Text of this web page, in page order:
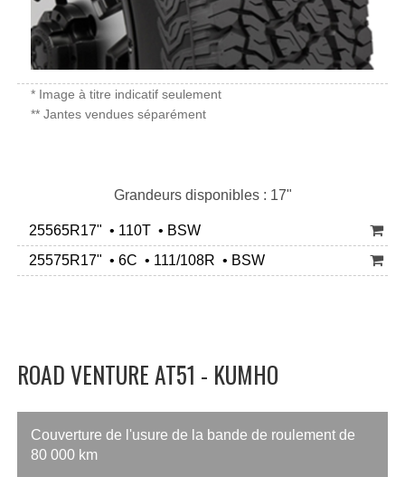
* Image à titre indicatif seulement
** Jantes vendues séparément
Grandeurs disponibles : 17"
25565R17" • 110T • BSW
25575R17" • 6C • 111/108R • BSW
ROAD VENTURE AT51 - KUMHO
Couverture de l'usure de la bande de roulement de
80 000 km